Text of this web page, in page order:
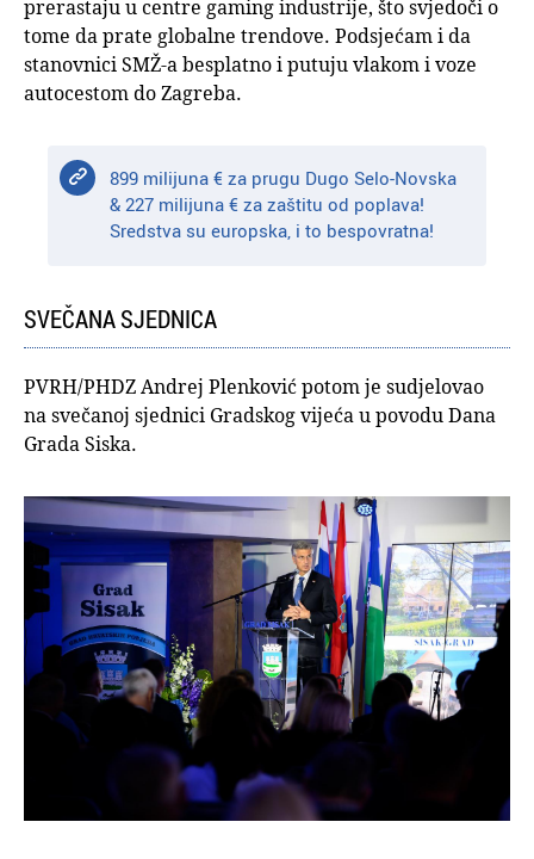
prerastaju u centre gaming industrije, što svjedoči o
tome da prate globalne trendove. Podsjećam i da
stanovnici SMŽ-a besplatno i putuju vlakom i voze
autocestom do Zagreba.
899 milijuna € za prugu Dugo Selo-Novska
& 227 milijuna € za zaštitu od poplava!
Sredstva su europska, i to bespovratna!
SVEČANA SJEDNICA
PVRH/PHDZ Andrej Plenković potom je sudjelovao
na svečanoj sjednici Gradskog vijeća u povodu Dana
Grada Siska.